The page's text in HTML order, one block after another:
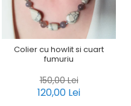
Colier cu howlit si cuart
fumuriu
150,00 Lei
120,00 Lei